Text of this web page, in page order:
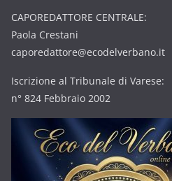
CAPOREDATTORE CENTRALE:
Paola Crestani
caporedattore@ecodelverbano.it
Iscrizione al Tribunale di Varese:
n° 824 Febbraio 2002